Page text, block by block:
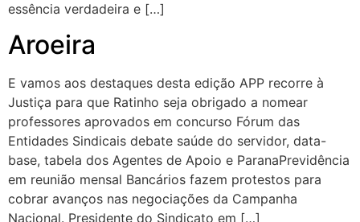
essência verdadeira e […]
Aroeira
E vamos aos destaques desta edição APP recorre à
Justiça para que Ratinho seja obrigado a nomear
professores aprovados em concurso Fórum das
Entidades Sindicais debate saúde do servidor, data-
base, tabela dos Agentes de Apoio e ParanaPrevidência
em reunião mensal Bancários fazem protestos para
cobrar avanços nas negociações da Campanha
Nacional. Presidente do Sindicato em […]